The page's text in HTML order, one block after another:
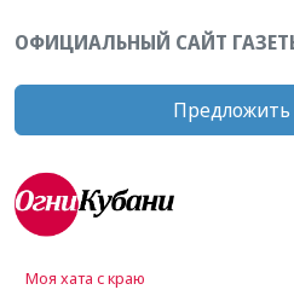
ОФИЦИАЛЬНЫЙ САЙТ
Предложить
Моя хата с краю